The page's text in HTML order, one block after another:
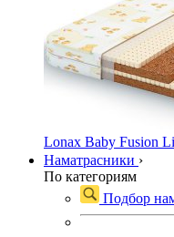
Lonax Baby Fusion
Наматрасники ›
По категориям
Подбор